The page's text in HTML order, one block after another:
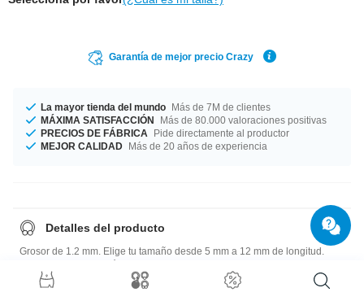
Garantía de mejor precio Crazy
La mayor tienda del mundo Más de 7M de clientes
MÁXIMA SATISFACCIÓN
Más de 80.000 valoraciones positivas
PRECIOS DE FÁBRICA
Pide directamente al productor
MEJOR CALIDAD Más de 20 años de experiencia
Detalles del producto
Grosor de 1.2 mm. Elige tu tamaño desde 5 mm a 12 mm de longitud.
¡Haz una buena acción y rescata este producto sensacional de nuestra
fabrica!